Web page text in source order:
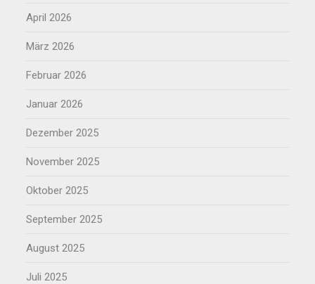
April 2026
März 2026
Februar 2026
Januar 2026
Dezember 2025
November 2025
Oktober 2025
September 2025
August 2025
Juli 2025